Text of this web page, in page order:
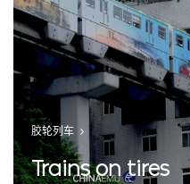
胶轮列车
Trains on tires